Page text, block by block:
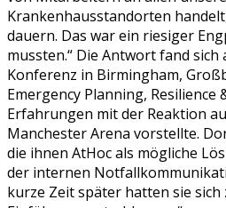
Krankenhausstandorten
dauern. Das war ein riesiger
mussten.“ Die Antwort fand sich
Konferenz in Birmingham,
Emergency Planning, Resilience
Erfahrungen mit der Reaktion
Manchester Arena vorstellte.
die ihnen AtHoc als mögliche
der internen
kurze Zeit später hatten sie